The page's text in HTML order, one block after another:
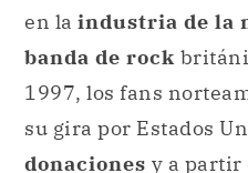
en la industria de la
banda de rock
1997, los fans
su gira por Estados
donaciones y a partir